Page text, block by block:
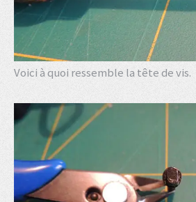
Voici à quoi ressemble la tête de vis.